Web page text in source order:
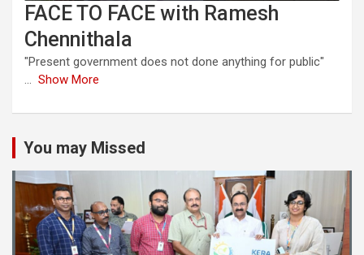
FACE TO FACE with Ramesh
Chennithala
"Present government does not done anything for public"
... Show More
You may Missed